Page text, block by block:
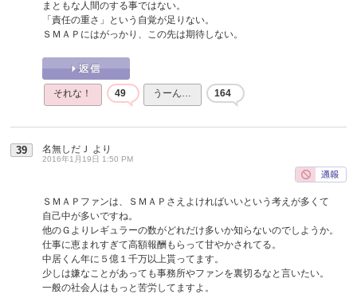
まともな人間のする事ではない。
「責任の重さ」という自覚が足りない。
ＳＭＡＰにはがっかり、この先は期待しない。
それな！ 49 うーん… 164
39 名無しだＪ より
2016年1月19日 1:50 PM
ＳＭＡＰファンは、ＳＭＡＰさえよければいいという考えが多くて
自己中が多いですね。
他のＧよりレギュラーの数がどれだけ多いか知らないのでしようか。
仕事に恵まれすぎて高額報酬もらって甘やかされてる。
中居くん年に５億１千万以上貰ってます。
少しは嫌なことがあっても事務所やファンを裏切るなと言いたい。
一般の社会人はもっと苦労してますよ。